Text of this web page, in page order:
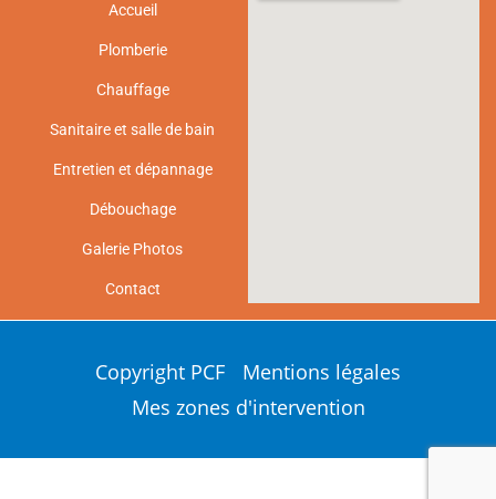
Accueil
Plomberie
Chauffage
Sanitaire et salle de bain
Entretien et dépannage
Débouchage
Galerie Photos
Contact
Copyright PCF
Mentions légales
Mes zones d'intervention